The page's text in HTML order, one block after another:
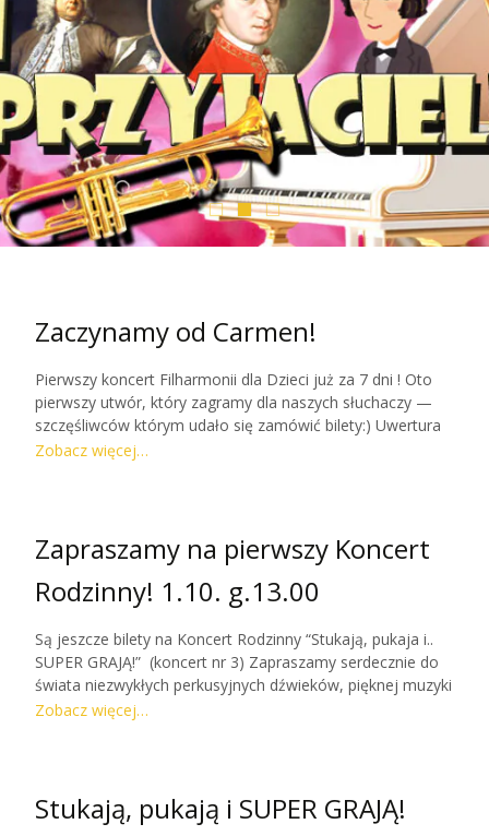
Zaczynamy od Carmen!
Pierwszy koncert Filharmonii dla Dzieci już za 7 dni ! Oto
pierwszy utwór, który zagramy dla naszych słuchaczy —
szczęśliwców którym udało się zamówić bilety:) Uwertura
do opery Carmen George’a Bizeta. Rozpoczniemy zatem
Zobacz więcej…
Zapraszamy na pierwszy Koncert
Rodzinny! 1.10. g.13.00
Są jeszcze bilety na Koncert Rodzinny “Stukają, pukaja i..
SUPER GRAJĄ!” (koncert nr 3) Zapraszamy serdecznie do
świata niezwykłych perkusyjnych dźwieków, pięknej muzyki
i odkryć ! Do zobaczenia! — Anna Szarek
Zobacz więcej…
Stukają, pukają i SUPER GRAJĄ!